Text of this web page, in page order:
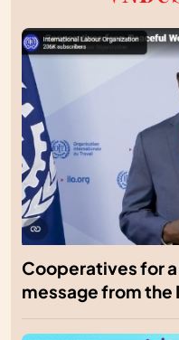
Cooperatives for
message from